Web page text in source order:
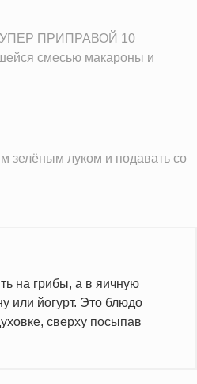
ПРИПРАВОЙ 10
смесью макароны и
зелёным луком и подавать со
на грибы, а в яичную
или йогурт. Это блюдо
сверху посыпав